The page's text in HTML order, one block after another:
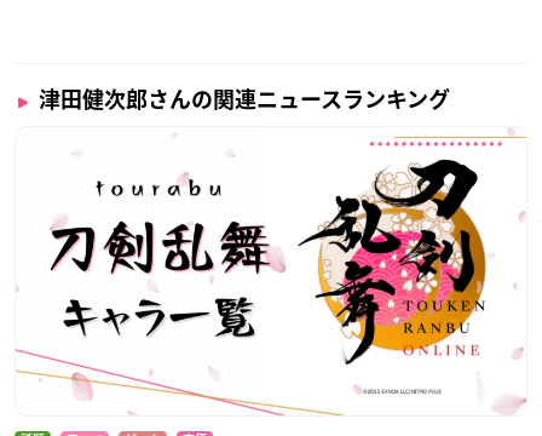
津田健次郎さんの関連ニュースランキング